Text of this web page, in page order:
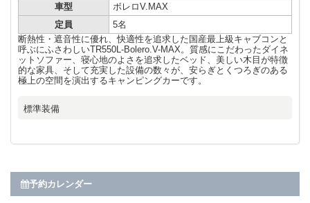
車型
ボレロV.MAX
定員
5名
断熱性・遮音性に優れ、快適性を追求した国産最上級キャブコンと
呼ぶにふさわしいTR550L-Bolero.V-MAX。質感にこだわったダイネ
ットソファー、寝心地のよさを追求したベッド、美しい木目が特徴
的な家具、そして充実した設備の数々が、安らぎとくつろぎのある
極上の空間を演出するキャンピングカーです。
標準装備
予約カレンダー